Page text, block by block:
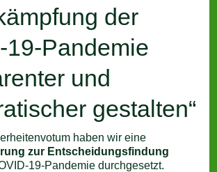
der
19-Pandemie
und
gestalten“
haben wir eine
zur Entscheidungsfindung
19-Pandemie durchgesetzt.